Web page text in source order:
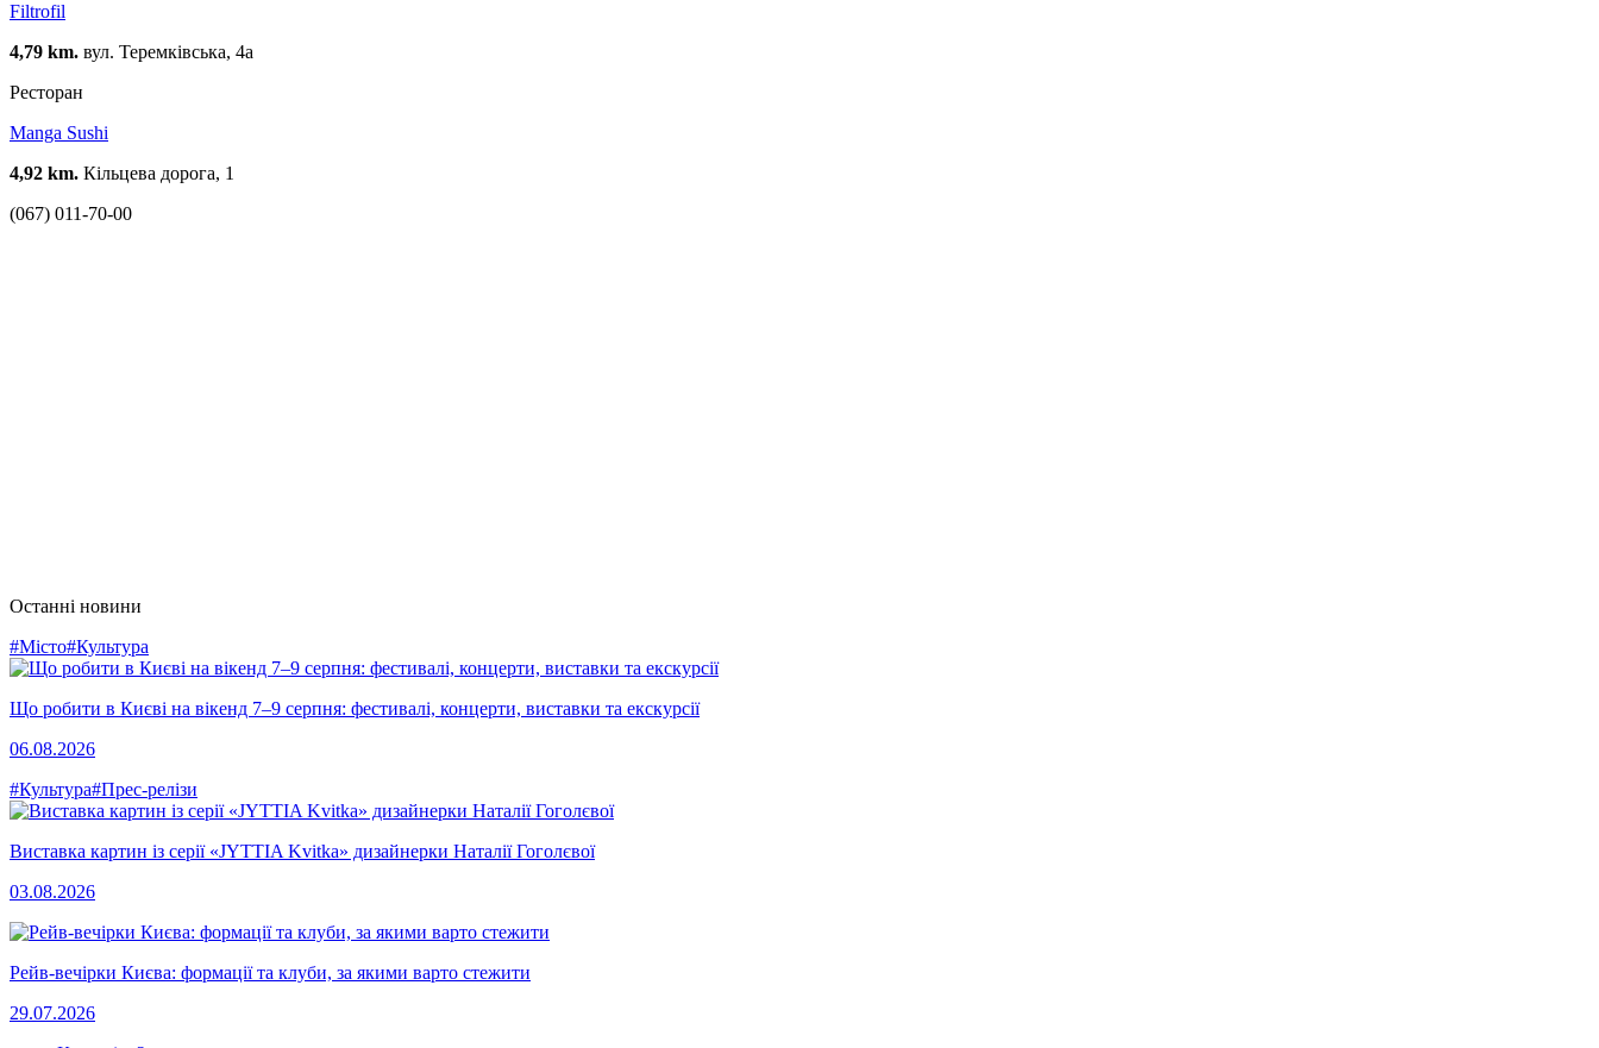
Filtrofil
4,79 km. вул. Теремківська, 4а
Ресторан
Manga Sushi
4,92 km. Кільцева дорога, 1
(067) 011-70-00
Останні новини
#Місто#Культура
Що робити в Києві на вікенд 7–9 серпня: фестивалі, концерти, виставки та екскурсії
06.08.2026
#Культура#Прес-релізи
Виставка картин із серії «JYTTIA Kvitka» дизайнерки Наталії Гоголєвої
03.08.2026
Рейв-вечірки Києва: формації та клуби, за якими варто стежити
29.07.2026